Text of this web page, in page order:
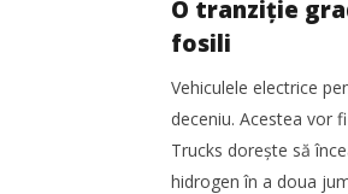
O tranziție
fosili
Vehiculele electrice
deceniu. Acestea vor
Trucks dorește să
hidrogen în a doua